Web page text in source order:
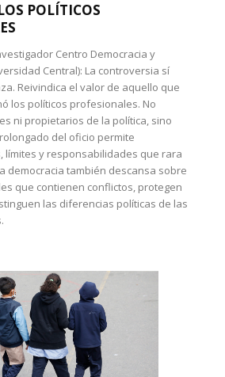
POLÍTICOS
Centro Democracia y
Central): La controversia sí
Reivindica el valor de aquello que
los políticos profesionales. No
ni propietarios de la política, sino
del oficio permite
límites y responsabilidades que rara
democracia también descansa sobre
que contienen conflictos, protegen
las diferencias políticas de las